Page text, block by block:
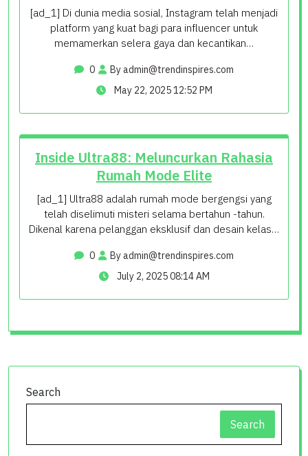
[ad_1] Di dunia media sosial, Instagram telah menjadi
platform yang kuat bagi para influencer untuk
memamerkan selera gaya dan kecantikan…
0 Byadmin@trendinspires.com
May 22, 2025 12:52 PM
Inside Ultra88: Meluncurkan Rahasia
Rumah Mode Elite
[ad_1] Ultra88 adalah rumah mode bergengsi yang
telah diselimuti misteri selama bertahun -tahun.
Dikenal karena pelanggan eksklusif dan desain kelas…
0 Byadmin@trendinspires.com
July 2, 2025 08:14 AM
Search
Search